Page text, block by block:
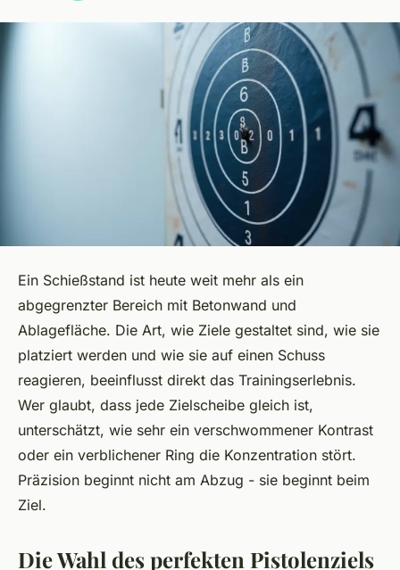
Ein Schießstand ist heute weit mehr als ein
abgegrenzter Bereich mit Betonwand und
Ablagefläche. Die Art, wie Ziele gestaltet sind, wie sie
platziert werden und wie sie auf einen Schuss
reagieren, beeinflusst direkt das Trainingserlebnis.
Wer glaubt, dass jede Zielscheibe gleich ist,
unterschätzt, wie sehr ein verschwommener Kontrast
oder ein verblichener Ring die Konzentration stört.
Präzision beginnt nicht am Abzug - sie beginnt beim
Ziel.
Die Wahl des perfekten Pistolenziels